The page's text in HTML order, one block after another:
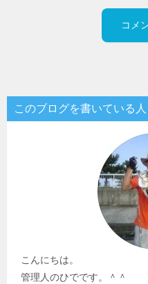
このブログを書いている人
こんにちは。
管理人のひでです。＾＾